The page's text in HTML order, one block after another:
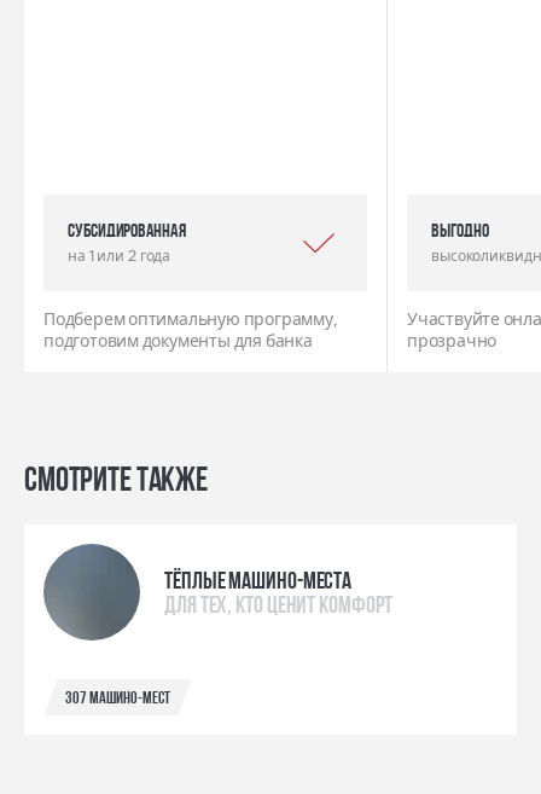
Субсидированная
на 1 или 2 года
Подберем оптимальную программу,
подготовим документы для банка
выгодно
Участвуйте
прозрачно
Смотрите также
Тёплые машино-места
для тех, кто ценит комфорт
307 машино-мест